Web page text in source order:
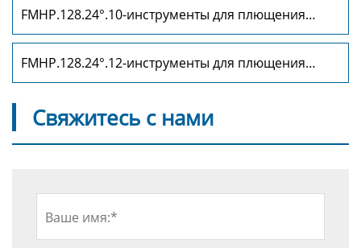
FMHP.128.24°.10-инструменты для плющения
Fabmax гибочных инструментов
FMHP.128.24°.12-инструменты для плющения
Fabmax
Свяжитесь с нами